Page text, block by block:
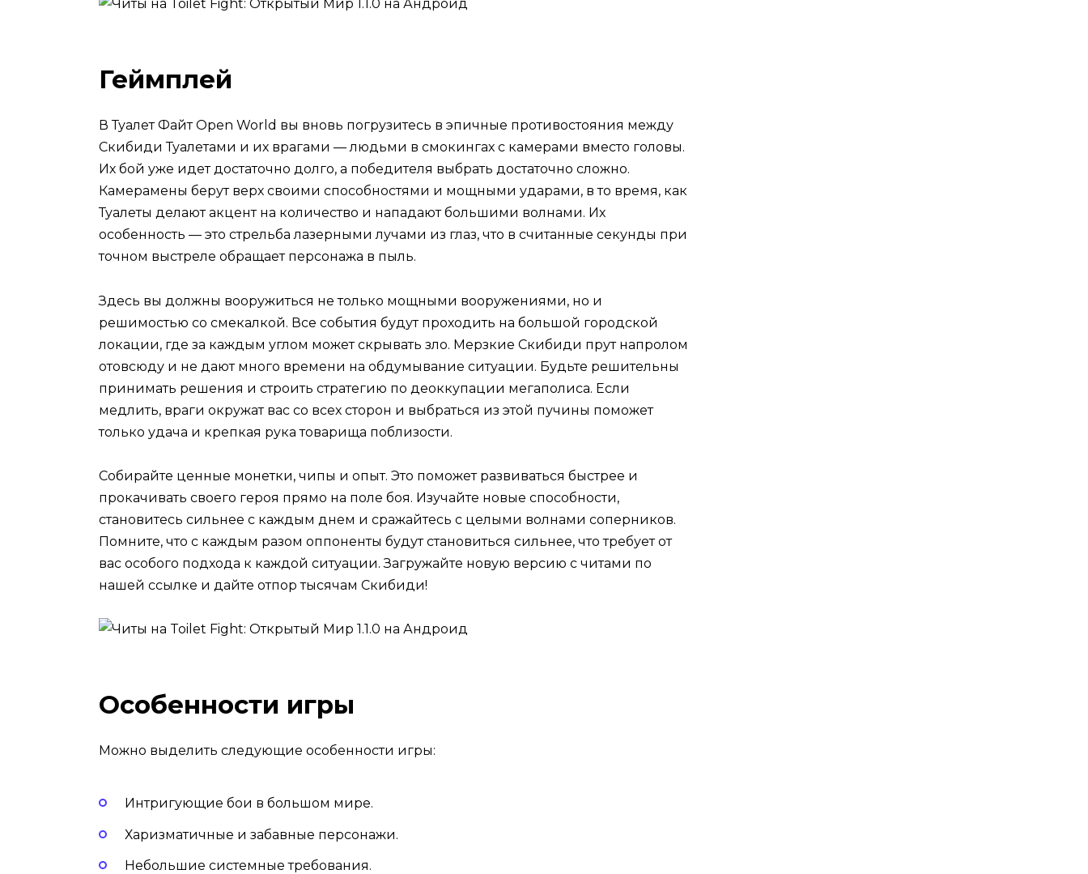
Геймплей
В Туалет Файт Open World вы вновь погрузитесь в эпичные противостояния между
Скибиди Туалетами и их врагами — людьми в смокингах с камерами вместо головы.
Их бой уже идет достаточно долго, а победителя выбрать достаточно сложно.
Камерамены берут верх своими способностями и мощными ударами, в то время, как
Туалеты делают акцент на количество и нападают большими волнами. Их
особенность — это стрельба лазерными лучами из глаз, что в считанные секунды при
точном выстреле обращает персонажа в пыль.
Здесь вы должны вооружиться не только мощными вооружениями, но и
решимостью со смекалкой. Все события будут проходить на большой городской
локации, где за каждым углом может скрывать зло. Мерзкие Скибиди прут напролом
отовсюду и не дают много времени на обдумывание ситуации. Будьте решительны
принимать решения и строить стратегию по деоккупации мегаполиса. Если
медлить, враги окружат вас со всех сторон и выбраться из этой пучины поможет
только удача и крепкая рука товарища поблизости.
Собирайте ценные монетки, чипы и опыт. Это поможет развиваться быстрее и
прокачивать своего героя прямо на поле боя. Изучайте новые способности,
становитесь сильнее с каждым днем и сражайтесь с целыми волнами соперников.
Помните, что с каждым разом оппоненты будут становиться сильнее, что требует от
вас особого подхода к каждой ситуации. Загружайте новую версию с читами по
нашей ссылке и дайте отпор тысячам Скибиди!
Особенности игры
Можно выделить следующие особенности игры:
Интригующие бои в большом мире.
Харизматичные и забавные персонажи.
Небольшие системные требования.